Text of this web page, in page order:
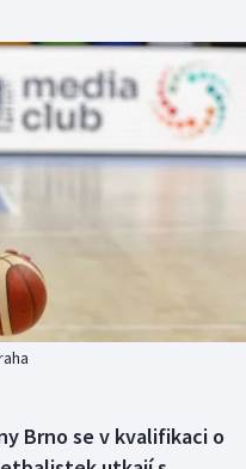
Brno se v kvalifikaci o